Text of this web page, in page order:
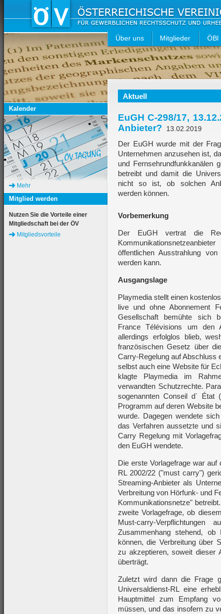
Über uns Mitglieder ÖBl
Aktuell
EuGH C-298/17,
Anbieter?
13.02.2019
Der EuGH wurde mit der
Unternehmen anzusehen ist,
und Fernsehrundfunkkanälen
betreibt und damit die
nicht so ist, ob solchen
werden können.
Vorbemerkung
Der EuGH vertrat die
öffentlichen Ausstrahlung
werden kann.
Ausgangslage
Playmedia stellt einen
live und ohne Abonnement
Gesellschaft bemühte sich
France Télévisions um den
allerdings erfolglos blieb,
französischen Gesetz über
Carry-Regelung auf Abschluss
selbst auch eine Website für
klagte Playmedia im
verwandten Schutzrechte.
sogenannten Conseil d´ État
Programm auf deren Website
wurde. Dagegen wendete
das Verfahren aussetzte und
Carry Regelung mit
den EuGH wendete.
Die erste Vorlagefrage war
RL 2002/22 ("must carry")
Streaming-Anbieter als
Verbreitung von Hörfunk- und
Kommunikationsnetze"
zweite Vorlagefrage, ob
Must-carry-
Zusammenhang stehend, ob
können, die Verbreitung über
zu akzeptieren, soweit dieser
überträgt.
Zuletzt wird dann die Frage
Universaldienst-RL eine
Hauptmittel zum Empfang
müssen, und das insofern zu
Kalender
Mehr
Mitglied werden
Nutzen Sie die Vorteile einer
Mitgliedschaft bei der ÖV
Mitgliedsvorteile